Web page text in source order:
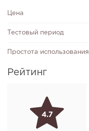
Цена
Тестовый период
Простота использования
Рейтинг
4.7